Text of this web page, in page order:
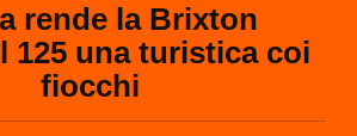
rende la Brixton
125 una turistica coi
fiocchi